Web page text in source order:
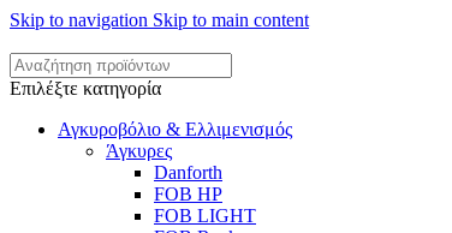
Skip to navigation Skip to main content
Επιλέξτε κατηγορία
Αγκυροβόλιο & Ελλιμενισμός
Άγκυρες
Danforth
FOB HP
FOB LIGHT